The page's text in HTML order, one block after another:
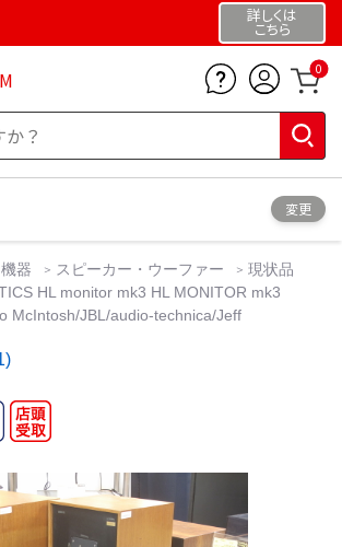
詳しくは
こちら
0
変更
器 スピーカー・ウーファー
現状品
HL monitor mk3 HL MONITOR mk3
McIntosh/JBL/audio-technica/Jeff